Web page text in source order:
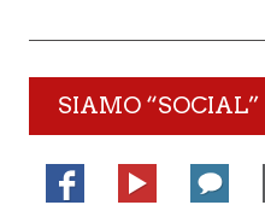
SIAMO “SOCIAL”